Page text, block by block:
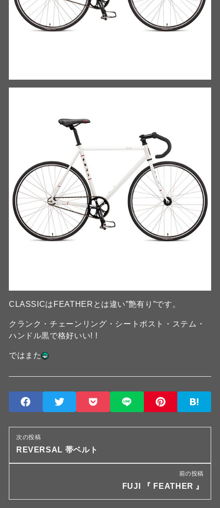
CLASSICはFEATHERとは違い”艶有り”です。
クランク・チェーンリング・シートポスト・ステム・
ハンドル黒で格好いい! !
ではまた
次の投稿
REVERSAL 帯ベルト
前の投稿
FUJI 『 FEATHER 』